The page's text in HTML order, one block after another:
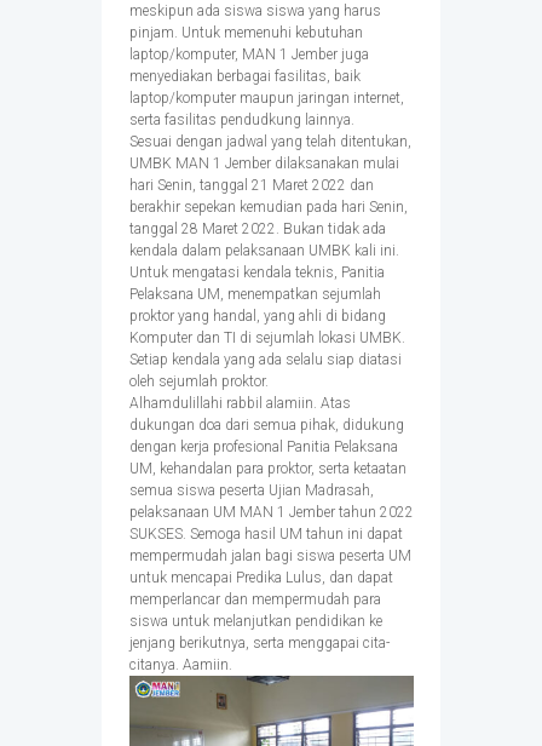
meskipun ada siswa siswa yang harus
pinjam. Untuk memenuhi kebutuhan
laptop/komputer, MAN 1 Jember juga
menyediakan berbagai fasilitas, baik
laptop/komputer maupun jaringan internet,
serta fasilitas pendudkung lainnya.
Sesuai dengan jadwal yang telah ditentukan,
UMBK MAN 1 Jember dilaksanakan mulai
hari Senin, tanggal 21 Maret 2022 dan
berakhir sepekan kemudian pada hari Senin,
tanggal 28 Maret 2022. Bukan tidak ada
kendala dalam pelaksanaan UMBK kali ini.
Untuk mengatasi kendala teknis, Panitia
Pelaksana UM, menempatkan sejumlah
proktor yang handal, yang ahli di bidang
Komputer dan TI di sejumlah lokasi UMBK.
Setiap kendala yang ada selalu siap diatasi
oleh sejumlah proktor.
Alhamdulillahi rabbil alamiin. Atas
dukungan doa dari semua pihak, didukung
dengan kerja profesional Panitia Pelaksana
UM, kehandalan para proktor, serta ketaatan
semua siswa peserta Ujian Madrasah,
pelaksanaan UM MAN 1 Jember tahun 2022
SUKSES. Semoga hasil UM tahun ini dapat
mempermudah jalan bagi siswa peserta UM
untuk mencapai Predika Lulus, dan dapat
memperlancar dan mempermudah para
siswa untuk melanjutkan pendidikan ke
jenjang berikutnya, serta menggapai cita-
citanya. Aamiin.